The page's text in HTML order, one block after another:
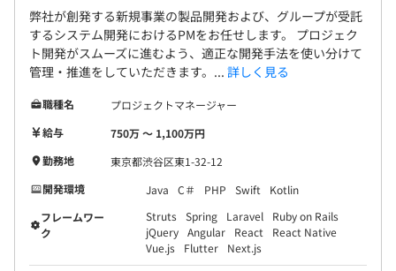
弊社が創発する新規事業の製品開発および、グループが受託
するシステム開発におけるPMをお任せします。 プロジェク
ト開発がスムーズに進むよう、適正な開発手法を使い分けて
管理・推進をしていただきます。... 詳しく見る
職種名
プロジェクトマネージャー
給与
750万 〜 1,100万円
勤務地
東京都渋谷区東1-32-12
開発環境
Java C＃ PHP Swift
Kotlin
フレームワー
ク
Struts Spring Laravel
Ruby on Rails
jQuery Angular React
React Native
Vue.js
Flutter Next.js